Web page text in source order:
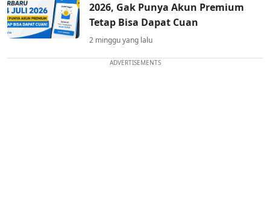
2026, Gak Punya Akun Premium
Tetap Bisa Dapat Cuan
2 minggu yang lalu
ADVERTISEMENTS